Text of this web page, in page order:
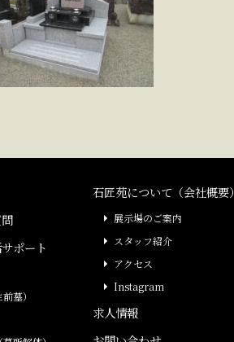
ポート
墓）
石匠苑について（会社概要）
展示場のご案内
スタッフ紹介
アクセス
Instagram
求人情報